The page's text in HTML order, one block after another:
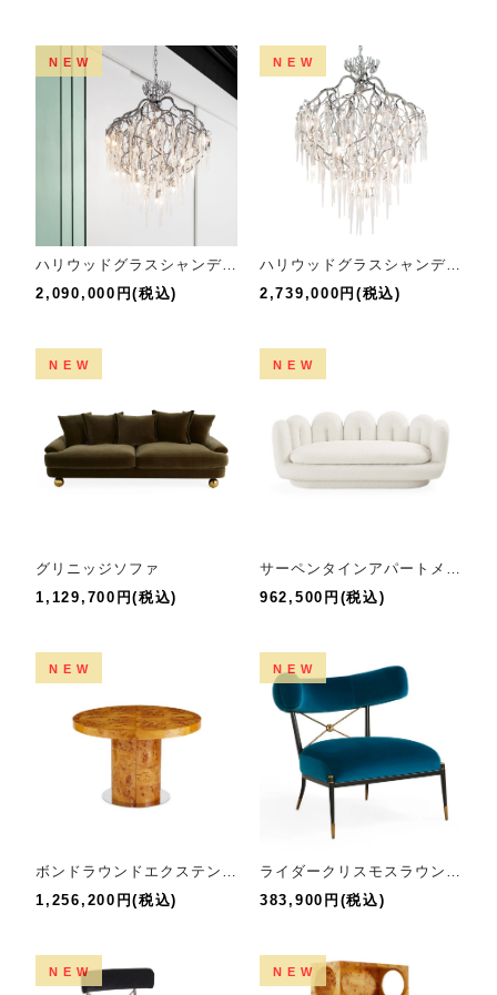
NEW
ハリウッドグラスシャンデリア60
2,090,000円(税込)
NEW
ハリウッドグラスシャンデリア80
2,739,000円(税込)
NEW
グリニッジソファ
1,129,700円(税込)
NEW
962,500円(税込)
NEW
ボンドラウンドエクステンションダイニングテーブル
1,256,200円(税込)
NEW
ライダークリスモスラウンジチェア
383,900円(税込)
NEW NEW